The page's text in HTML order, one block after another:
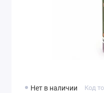
Нет в наличии Код